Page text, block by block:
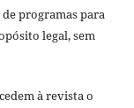
programas para
legal, sem
à revista o